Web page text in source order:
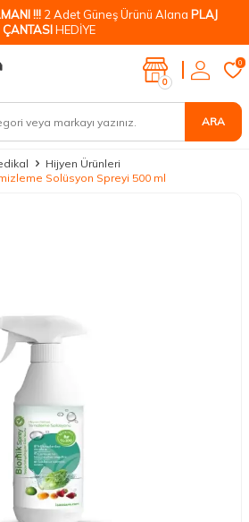
!!! 2 Adet Güneş Ürünü Alana PLAJ
ÇANTASIHEDİYE
ARA
0
0
Hijyen Ürünleri
Solüsyon Spreyi 500 ml